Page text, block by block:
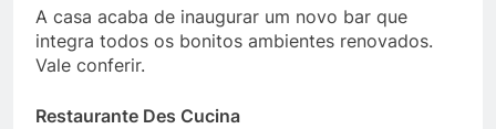
A casa acaba de inaugurar um novo bar que
integra todos os bonitos ambientes renovados.
Vale conferir.
Restaurante Des Cucina